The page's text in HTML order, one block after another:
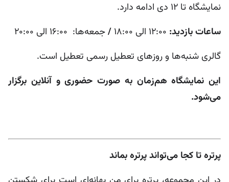
نمایشگاه تا 12 دی ادامه دارد.
ساعات بازدید:
/جمعه‌ها: 16:00 الی 20:00
گالری شنبه‌ها و روزهای تعطیل رسمی تعطیل است.
این نمایشگاه هم‌زمان به صورت حضوری و آنلاین برگزار
می‌شود.
پرتره تا کجا می‌تواند پرتره بماند